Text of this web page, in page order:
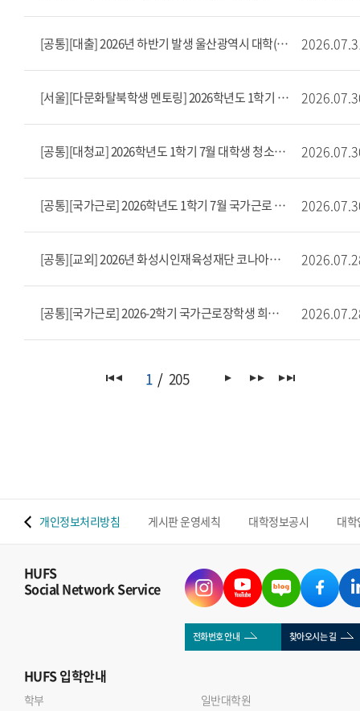
[공통][대출] 2026년 하반기 발생 울산광역시 대학(원)생 학자금대출 이자지원사업 안내
[서울][다문화탈북학생 멘토링] 2026학년도 1학기 7월 다문화탈북학생 멘토링 출근부 마감 안내
[공통][대청교] 2026학년도 1학기 7월 대학생 청소년교육지원장학 출근부 마감 안내
[공통][국가근로] 2026학년도 1학기 7월 국가근로 출근부 마감 안내
[공통][교외] 2026년 화성시인재육성재단 코나아이 소상공인 장학생 모집(~8/11)
[공통][국가근로] 2026-2학기 국가근로장학생 희망근로지 신청 안내
1 205
개인정보처리방침 게시판 운영세칙 대학정보공시 대
HUFS
Social Network Service
전화번호 안내 찾아오시는 길
HUFS입학안내
학부
일반대학원